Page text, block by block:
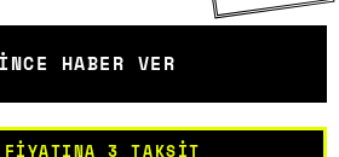
HABER VER
FIYATINA 3 TAKSIT